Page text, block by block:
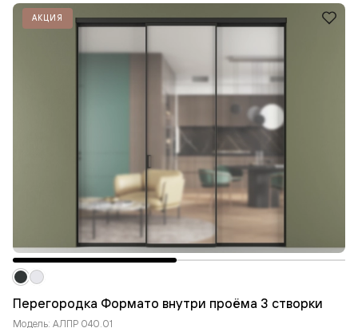
АКЦИЯ
Перегородка Формато внутри проёма 3 створки
Модель: АЛПР 040.01